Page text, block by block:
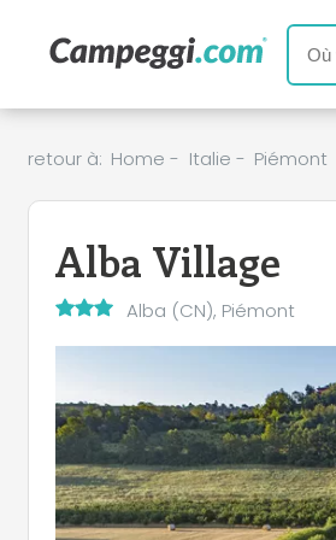
retour à: Home - Italie - Piémont
Alba Village
Alba (CN), Piémont